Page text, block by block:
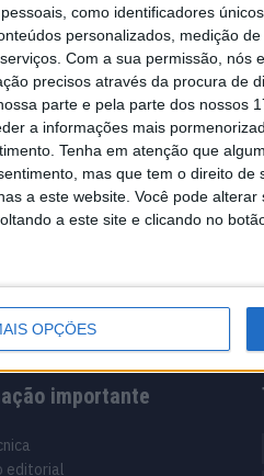
como identificadores
personalizados, medição
Com a sua permissão, nós
precisos através da procura de
parte e pela parte dos nossos
a informações mais
Tenha em atenção que
mas que tem o direito
a este website. Você pode
a este site e clicando no
OPÇÕES
dois
NO
QUE ESTÃO
importante
editorial